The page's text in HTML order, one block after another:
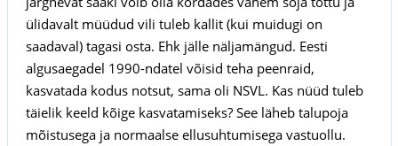
ülidavalt müüdud vili tuleb kallit (kui muidugi on
saadaval) tagasi osta. Ehk jälle näljamängud. Eesti
algusaegadel 1990-ndatel võisid teha peenraid,
kasvatada kodus notsut, sama oli NSVL. Kas nüüd tuleb
täielik keeld kõige kasvatamiseks? See läheb talupoja
mõistusega ja normaalse ellusuhtumisega vastuollu.